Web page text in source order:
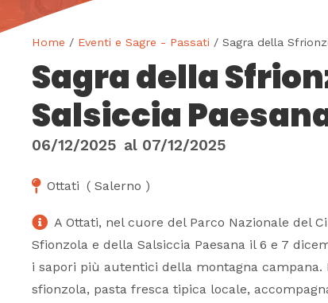
Home / Eventi e Sagre - Passati / Sagra della
Sagra della
Salsiccia
06/12/2025 al 07/12/2025
Ottati ( Salerno )
A Ottati, nel cuore del Parco Nazionale del
Sfionzola e della Salsiccia Paesana il 6 e 7
i sapori più autentici della montagna campana.
sfionzola, pasta fresca tipica locale,